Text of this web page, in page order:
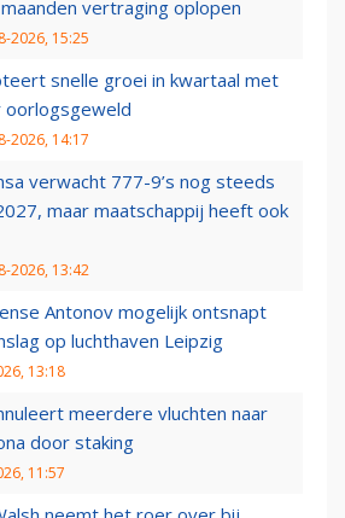
vertraging oplopen
2026, 15:25
snelle groei in kwartaal met
oorlogsgeweld
2026, 14:17
verwacht 777-9’s nog steeds
maar maatschappij heeft ook
2026, 13:42
Antonov mogelijk ontsnapt
op luchthaven Leipzig
13:18
meerdere vluchten naar
door staking
11:57